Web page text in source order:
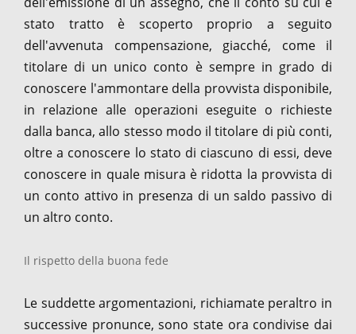
stato tratto è scoperto proprio a seguito
dell'avvenuta compensazione, giacché, come il
titolare di un unico conto è sempre in grado di
conoscere l'ammontare della provvista disponibile,
in relazione alle operazioni eseguite o richieste
dalla banca, allo stesso modo il titolare di più conti,
oltre a conoscere lo stato di ciascuno di essi, deve
conoscere in quale misura è ridotta la provvista di
un conto attivo in presenza di un saldo passivo di
un altro conto.
Il rispetto della buona fede
Le suddette argomentazioni, richiamate peraltro in
successive pronunce, sono state ora condivise dai